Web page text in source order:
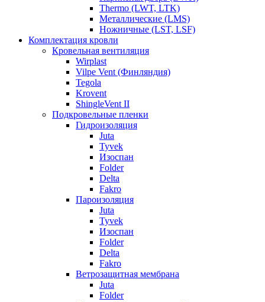
Thermo (LWT, LTK)
Металлические (LMS)
Ножничные (LST, LSF)
Комплектация кровли
Кровельная вентиляция
Wirplast
Vilpe Vent (Финляндия)
Tegola
Krovent
ShingleVent II
Подкровельные пленки
Гидроизоляция
Juta
Tyvek
Изоспан
Folder
Delta
Fakro
Пароизоляция
Juta
Tyvek
Изоспан
Folder
Delta
Fakro
Ветрозащитная мембрана
Juta
Folder